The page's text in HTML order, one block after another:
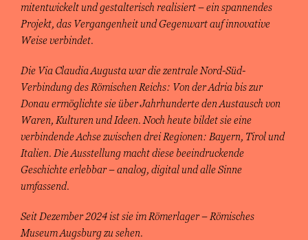
mitentwickelt und gestalterisch realisiert – ein spannendes
Projekt, das Vergangenheit und Gegenwart auf innovative
Weise verbindet.
Die Via Claudia Augusta war die zentrale Nord-Süd-
Verbindung des Römischen Reichs: Von der Adria bis zur
Donau ermöglichte sie über Jahrhunderte den Austausch von
Waren, Kulturen und Ideen. Noch heute bildet sie eine
verbindende Achse zwischen drei Regionen: Bayern, Tirol und
Italien. Die Ausstellung macht diese beeindruckende
Geschichte erlebbar – analog, digital und alle Sinne
umfassend.
Seit Dezember 2024 ist sie im Römerlager – Römisches
Museum Augsburg zu sehen.